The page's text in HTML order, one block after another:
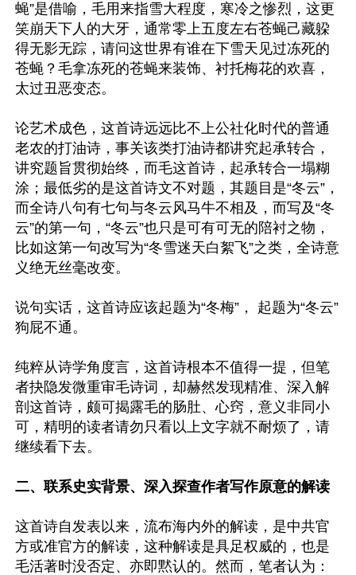
蝇”是借喻，毛用来指雪大程度，寒冷之惨烈，这更
笑崩天下人的大牙，通常零上五度左右苍蝇己藏躱
得无影无踪，请问这世界有谁在下雪天见过冻死的
苍蝇？毛拿冻死的苍蝇来装饰、衬托梅花的欢喜，
太过丑恶变态。
论艺术成色，这首诗远远比不上公社化时代的普通
老农的打油诗，事关该类打油诗都讲究起承转合，
讲究题旨贯彻始终，而毛这首诗，起承转合一塌糊
涂；最低劣的是这首诗文不对题，其题目是“冬云”，
而全诗八句有七句与冬云风马牛不相及，而写及“冬
云”的第一句，“冬云”也只是可有可无的陪衬之物，
比如这第一句改写为“冬雪迷天白絮飞”之类，全诗意
义绝无丝毫改变。
说句实话，这首诗应该起题为“冬梅”， 起题为“冬云”
狗屁不通。
纯粹从诗学角度言，这首诗根本不值得一提，但笔
者抉隐发微重审毛诗词，却赫然发现精准、深入解
剖这首诗，颇可揭露毛的肠肚、心窍，意义非同小
可，精明的读者请勿只看以上文字就不耐烦了，请
继续看下去。
二、联系史实背景、深入探查作者写作原意的解读
这首诗自发表以来，流布海内外的解读，是中共官
方或准官方的解读，这种解读是具足权威的，也是
毛活著时没否定、亦即黙认的。然而，笔者认为：